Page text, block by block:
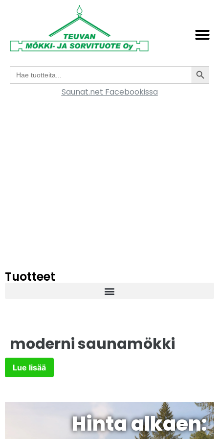
Search
for:
Saunat.net Facebookissa
Tuotteet
moderni saunamökki
Lue lisää
Hinta alkaen: